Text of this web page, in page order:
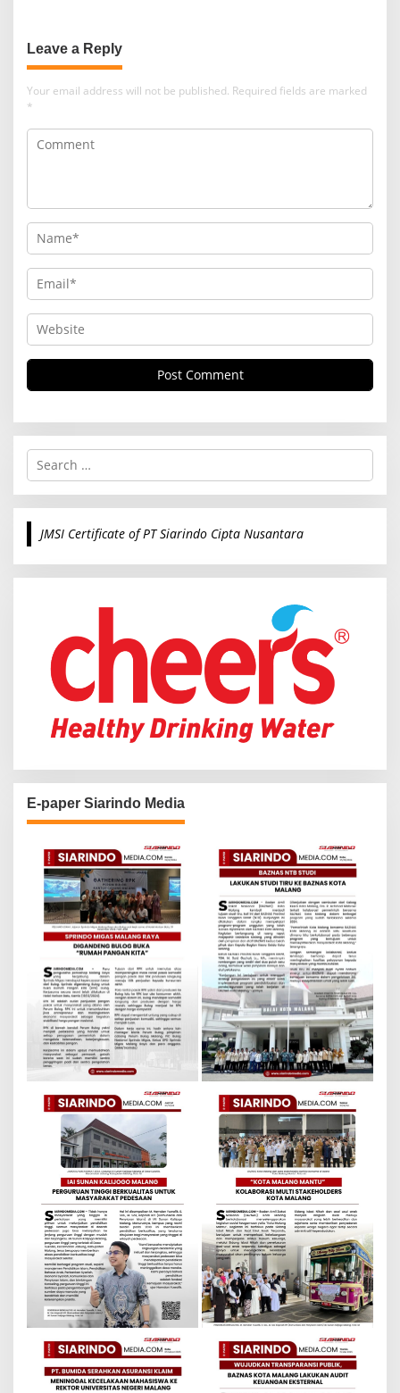
Leave a Reply
Your email address will not be published. Required fields are marked
*
S
r
c
o
JMSI Certificate of PT Siarindo Cipta Nusantara
E-paper Siarindo Media